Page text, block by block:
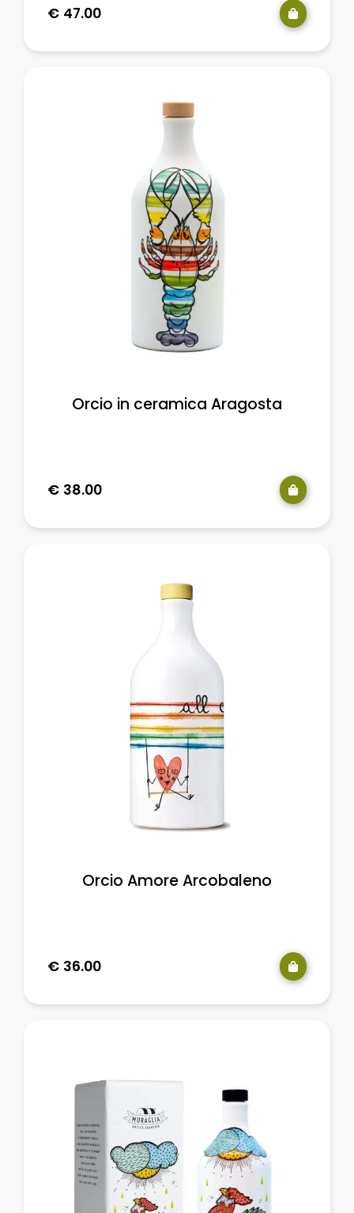
€ 47.00
Orcio in ceramica Aragosta
€ 38.00
Orcio Amore Arcobaleno
€ 36.00